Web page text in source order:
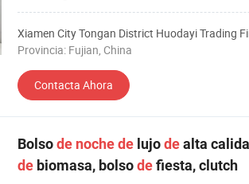
Xiamen City Tongan District Huodayi Trading
Provincia: Fujian, China
Contacta Ahora
Bolsode nochede lujodealta
de biomasa, bolsodefiesta, clutch